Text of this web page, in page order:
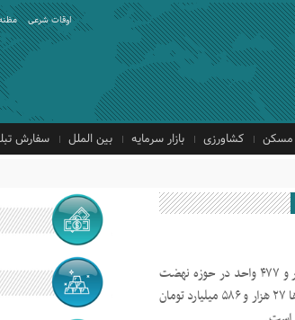
اوقات شرعی
مسکن کشاورزی بازار سرمایه بین الملل سفارش
مدیرکل راه و شهرسازی خراسان رضوی گفت: در بخش مسکن ۱۰ هزار و ۴۷۷ واحد در حوزه نهضت
ملی مسکن را آماده کردیم که به افتتاح خواهد رسید، ارزش این پروژه‌ها ۲۷ هزار و ۵۸۶ میلیارد تومان